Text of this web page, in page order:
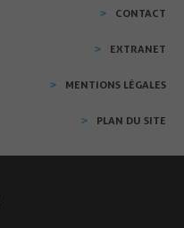
CONTACT
EXTRANET
MENTIONS LÉGALES
PLAN DU SITE